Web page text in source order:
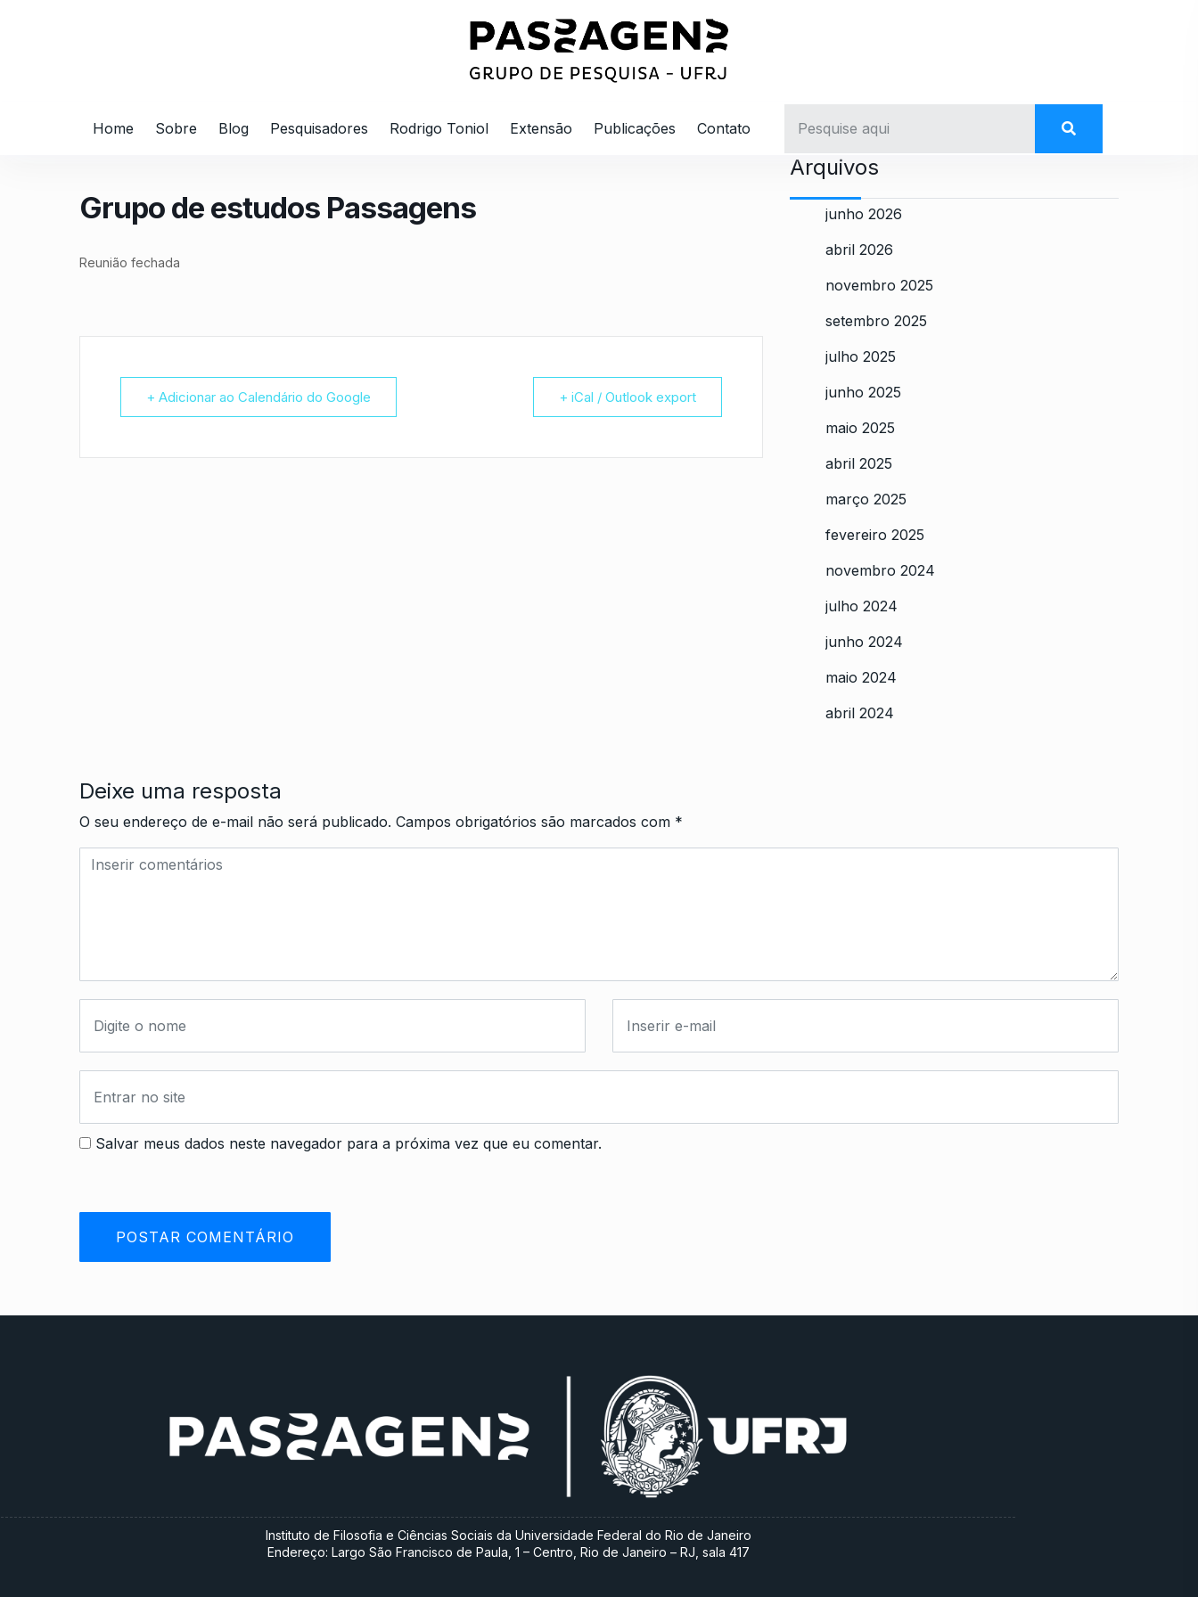
Home Sobre Blog Pesquisadores Rodrigo Toniol Extensão Publicações Contato
Grupo de estudos Passagens
Reunião fechada
+ Adicionar ao Calendário do Google + iCal / Outlook export
Arquivos
junho 2026
abril 2026
novembro 2025
setembro 2025
julho 2025
junho 2025
maio 2025
abril 2025
março 2025
fevereiro 2025
novembro 2024
julho 2024
junho 2024
maio 2024
abril 2024
Deixe uma resposta
O seu endereço de e-mail não será publicado. Campos obrigatórios são marcados com *
Salvar meus dados neste navegador para a próxima vez que eu comentar.
Instituto de Filosofia e Ciências Sociais da Universidade Federal do Rio de Janeiro
Endereço: Largo São Francisco de Paula, 1 – Centro, Rio de Janeiro – RJ, sala 417